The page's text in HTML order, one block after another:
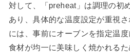
対して、「preheat」は調理の初
あり、具体的な温度設定が重視
には、事前にオーブンを指定温度
食材が均一に美味しく焼かれる